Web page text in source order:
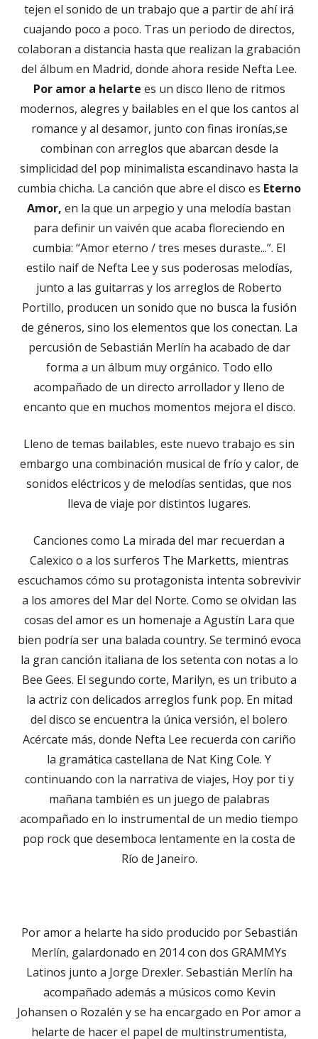
tejen el sonido de un trabajo que a partir de ahí irá
cuajando poco a poco. Tras un periodo de directos,
colaboran a distancia hasta que realizan la grabación
del álbum en Madrid, donde ahora reside Nefta Lee.
Por amor a helarte es un disco lleno de ritmos
modernos, alegres y bailables en el que los cantos al
romance y al desamor, junto con finas ironías,se
combinan con arreglos que abarcan desde la
simplicidad del pop minimalista escandinavo hasta la
cumbia chicha. La canción que abre el disco es Eterno
Amor, en la que un arpegio y una melodía bastan
para definir un vaivén que acaba floreciendo en
cumbia: “Amor eterno / tres meses duraste...”. El
estilo naif de Nefta Lee y sus poderosas melodías,
junto a las guitarras y los arreglos de Roberto
Portillo, producen un sonido que no busca la fusión
de géneros, sino los elementos que los conectan. La
percusión de Sebastián Merlín ha acabado de dar
forma a un álbum muy orgánico. Todo ello
acompañado de un directo arrollador y lleno de
encanto que en muchos momentos mejora el disco.
Lleno de temas bailables, este nuevo trabajo es sin
embargo una combinación musical de frío y calor, de
sonidos eléctricos y de melodías sentidas, que nos
lleva de viaje por distintos lugares.
Canciones como La mirada del mar recuerdan a
Calexico o a los surferos The Marketts, mientras
escuchamos cómo su protagonista intenta sobrevivir
a los amores del Mar del Norte. Como se olvidan las
cosas del amor es un homenaje a Agustín Lara que
bien podría ser una balada country. Se terminó evoca
la gran canción italiana de los setenta con notas a lo
Bee Gees. El segundo corte, Marilyn, es un tributo a
la actriz con delicados arreglos funk pop. En mitad
del disco se encuentra la única versión, el bolero
Acércate más, donde Nefta Lee recuerda con cariño
la gramática castellana de Nat King Cole. Y
continuando con la narrativa de viajes, Hoy por ti y
mañana también es un juego de palabras
acompañado en lo instrumental de un medio tiempo
pop rock que desemboca lentamente en la costa de
Río de Janeiro.
Por amor a helarte ha sido producido por Sebastián
Merlín, galardonado en 2014 con dos GRAMMYs
Latinos junto a Jorge Drexler. Sebastián Merlín ha
acompañado además a músicos como Kevin
Johansen o Rozalén y se ha encargado en Por amor a
helarte de hacer el papel de multinstrumentista,